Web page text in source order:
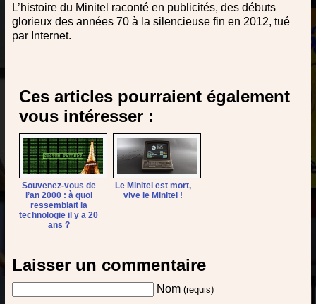
Contact
L’histoire du Minitel raconté en publicités, des débuts
glorieux des années 70 à la silencieuse fin en 2012, tué
par Internet.
Ces articles pourraient également
vous intéresser :
Souvenez-vous de
l’an 2000 : à quoi
ressemblait la
technologie il y a 20
ans ?
Le Minitel est mort,
vive le Minitel !
Laisser un commentaire
Nom (requis)